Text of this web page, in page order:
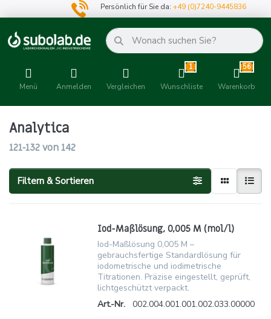
Persönlich für Sie da:+49 (0)7240-9445836
Menü Anmelden Vergleichen
1
Wunschliste
56
Warenkorb
Analytica
121-132von142
Filtern & Sortieren
Iod-Maßlösung, 0,005 M (mol/l)
Iod-Maßlösung 0,005 M –
gebrauchsfertige Standardlösung für
iodometrische und iodimetrische
Titrationen. Präzise eingestellt, geprüft,
lichtgeschützt verpackt.
Art.-Nr.
002.004.001.001.002.033.00000